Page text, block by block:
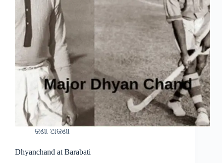
ଜଣା ଅଜଣା
Dhyanchand at Barabati